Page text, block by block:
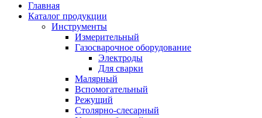
Главная
Каталог продукции
Инструменты
Измерительный
Газосварочное оборудование
Электроды
Для сварки
Малярный
Вспомогательный
Режущий
Столярно-слесарный